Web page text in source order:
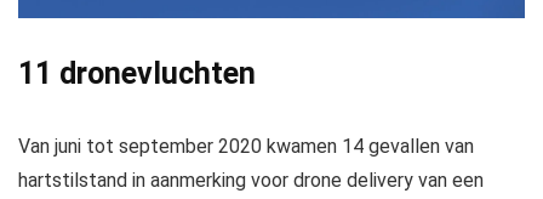
11 dronevluchten
Van juni tot september 2020 kwamen 14 gevallen van
hartstilstand in aanmerking voor drone delivery van een